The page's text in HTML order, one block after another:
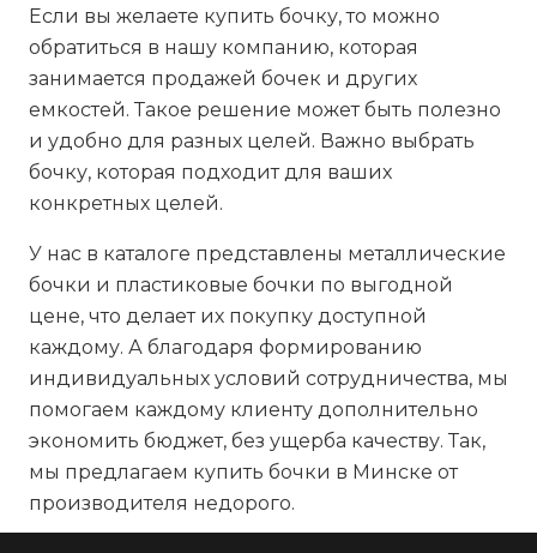
Если вы желаете купить бочку, то можно
обратиться в нашу компанию, которая
занимается продажей бочек и других
емкостей. Такое решение может быть полезно
и удобно для разных целей. Важно выбрать
бочку, которая подходит для ваших
конкретных целей.
У нас в каталоге представлены металлические
бочки и пластиковые бочки по выгодной
цене, что делает их покупку доступной
каждому. А благодаря формированию
индивидуальных условий сотрудничества, мы
помогаем каждому клиенту дополнительно
экономить бюджет, без ущерба качеству. Так,
мы предлагаем купить бочки в Минске от
производителя недорого.